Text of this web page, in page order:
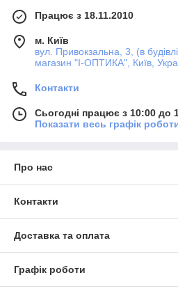
Працює з 18.11.2010
м. Київ
вул. Привокзальна, 3, (в
магазин "I-ОПТИКА", Київ,
Контакти
Сьогодні працює з 10:00 до
Показати весь графік
Про нас
Контакти
Доставка та оплата
Графік роботи